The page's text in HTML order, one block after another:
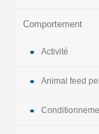
Comportement
Activité
Animal feed